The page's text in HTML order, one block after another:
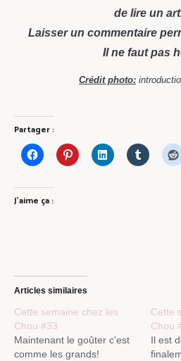
de lire un
Laisser un commentaire
Il ne faut pas
Crédit photo:
Partager :
J’aime ça :
Articles similaires
Cette semaine chez les
Chou #33
Maintenant le goûter c'est
comme les grands!
Cette
Chou
Il est